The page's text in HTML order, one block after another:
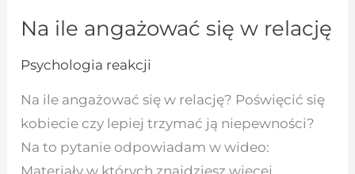
Na ile angażować się w relację
Psychologia reakcji
Na ile angażować się w relację? Poświęcić się
kobiecie czy lepiej trzymać ją niepewności?
Na to pytanie odpowiadam w wideo: